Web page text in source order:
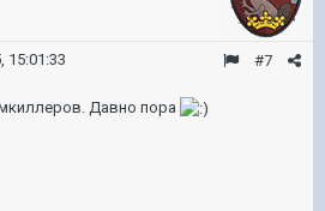
#7
15:01:33
Давно пора